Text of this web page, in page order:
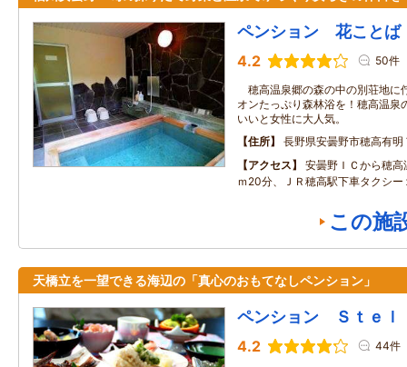
ペンション 花ことば
4.2 50件
穂高温泉郷の森の中の別荘地に
オンたっぷり森林浴を！穂高温泉
いいと女性に大人気。
住所
長野県安曇野市穂高有明
アクセス
安曇野ＩＣから穂
ｍ20分、ＪＲ穂高駅下車タクシー
この施
天橋立を一望できる海辺の「真心のおもてなしペンション」
ペンション Ｓｔｅｌ
4.2 44件